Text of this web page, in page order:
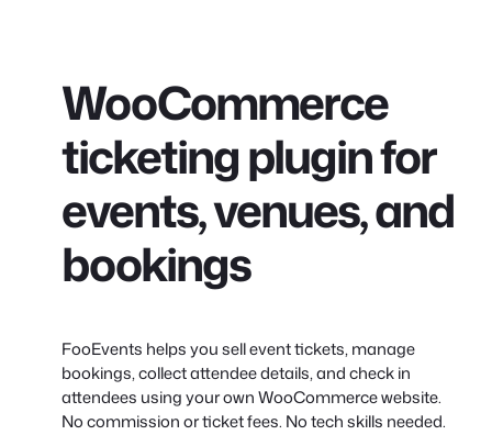
WooCommerce
ticketing plugin for
events, venues, and
bookings
FooEvents helps you sell event tickets, manage
bookings, collect attendee details, and check in
attendees using your own WooCommerce website.
No commission or ticket fees. No tech skills needed.